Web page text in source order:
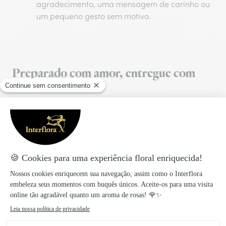
agradecimento, uma mensagem de carinho ou
um pequeno gesto sem motivo.
Preparado com amor, entregue com
carinho!
Os produtos Interflora são preparados e embalados
no dia da entrega para garantir a frescura das flores.
A entrega, no mesmo dia ou por marcação, é feita
Taxa de entrega:
6,46€
Entrega no mesmo dia para todas as encomendas